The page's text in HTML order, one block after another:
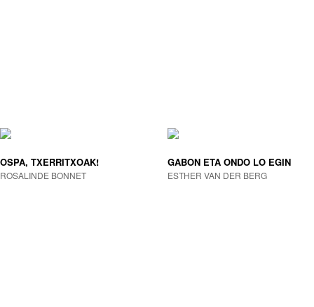
OSPA, TXERRITXOAK!
ROSALINDE BONNET
GABON ETA ONDO LO EGIN
ESTHER VAN DER BERG